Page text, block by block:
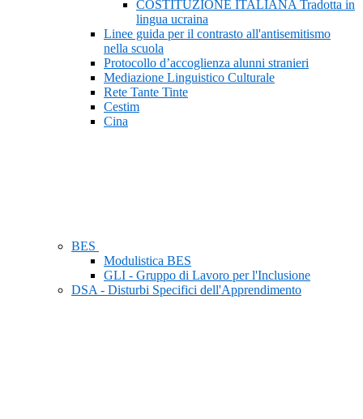
COSTITUZIONE ITALIANA Tradotta in
lingua ucraina
Linee guida per il contrasto all'antisemitismo
nella scuola
Protocollo d’accoglienza alunni stranieri
Mediazione Linguistico Culturale
Rete Tante Tinte
Cestim
Cina
BES
Modulistica BES
GLI - Gruppo di Lavoro per l'Inclusione
DSA - Disturbi Specifici dell'Apprendimento